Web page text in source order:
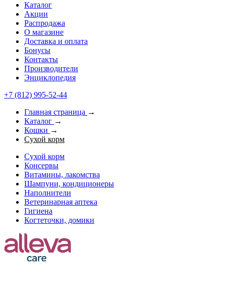
Каталог
Акции
Распродажа
О магазине
Доставка и оплата
Бонусы
Контакты
Производители
Энциклопедия
+7 (812) 995-52-44
Главная страница →
Каталог →
Кошки →
Сухой корм
Сухой корм
Консервы
Витамины, лакомства
Шампуни, кондиционеры
Наполнители
Ветеринарная аптека
Гигиена
Когтеточки, домики